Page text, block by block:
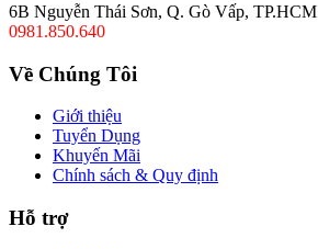
6B Nguyễn Thái Sơn, Q. Gò Vấp, TP.HCM
0981.850.640
Về Chúng Tôi
Giới thiệu
Tuyển Dụng
Khuyến Mãi
Chính sách & Quy định
Hỗ trợ